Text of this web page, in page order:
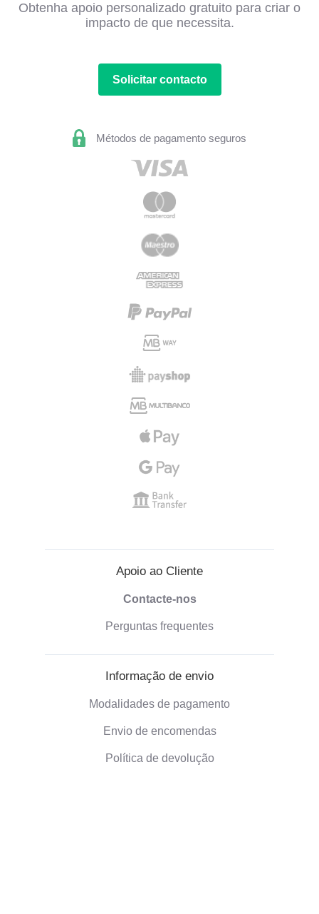
Obtenha apoio personalizado gratuito para criar o
impacto de que necessita.
Solicitar contacto
Métodos de pagamento seguros
Apoio ao Cliente
Contacte-nos
Perguntas frequentes
Informação de envio
Modalidades de pagamento
Envio de encomendas
Política de devolução